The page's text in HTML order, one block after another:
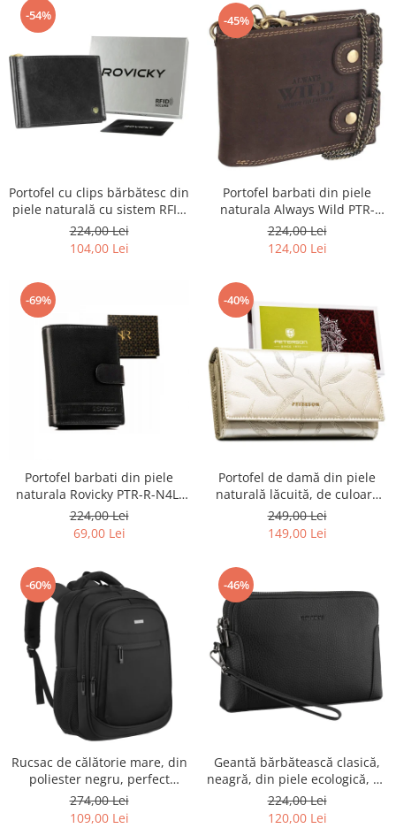
-54%
Portofel cu clips bărbătesc din
piele naturală cu sistem RFID
- Rovicky PTR-N1908-RVT-9799
BLACK
224,00 Lei
104,00 Lei
-45%
Portofel barbati din piele
naturala Always Wild PTR-
2900-BIC
224,00 Lei
124,00 Lei
-69%
Portofel barbati din piele
naturala Rovicky PTR-R-N4L-
GAT-8922 B+B
224,00 Lei
69,00 Lei
-40%
Portofel de damă din piele
naturală lăcuită, de culoare
bej, cu închidere cu capsă -
Peterson
249,00 Lei
149,00 Lei
-60%
Rucsac de călătorie mare, din
poliester negru, perfect
pentru bagajul de mână -
Rovicky PTR-R-BHX-05-1020
274,00 Lei
109,00 Lei
-46%
Geantă bărbătească clasică,
neagră, din piele ecologică, cu
fermoar - Rovicky PTR-R-SDR-
01-1631 BLACK
224,00 Lei
120,00 Lei